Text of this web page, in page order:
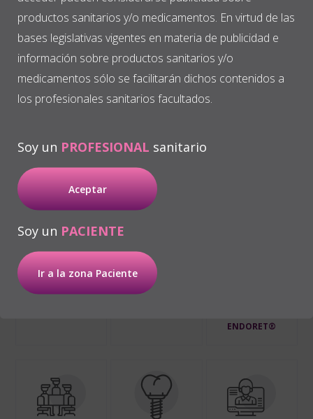
Tipos de formación
CONTINUADA
ESTANCIAS
CLÍNICAS
ENDORET®
productos sanitarios y/o medicamentos. En virtud de las
bases legislativas vigentes en materia de publicidad e
información sobre productos sanitarios y/o
medicamentos sólo se facilitarán dichos contenidos a
los profesionales sanitarios facultados.
Soy un PROFESIONAL sanitario
Aceptar
Soy un PACIENTE
Ir a la zona Paciente